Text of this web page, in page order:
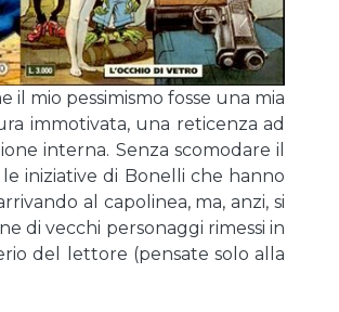
mio pessimismo fosse una mia
immotivata, una reticenza ad
interna. Senza scomodare il
iniziative di Bonelli che hanno
al capolinea, ma, anzi, si
di vecchi personaggi rimessi in
del lettore (pensate solo alla